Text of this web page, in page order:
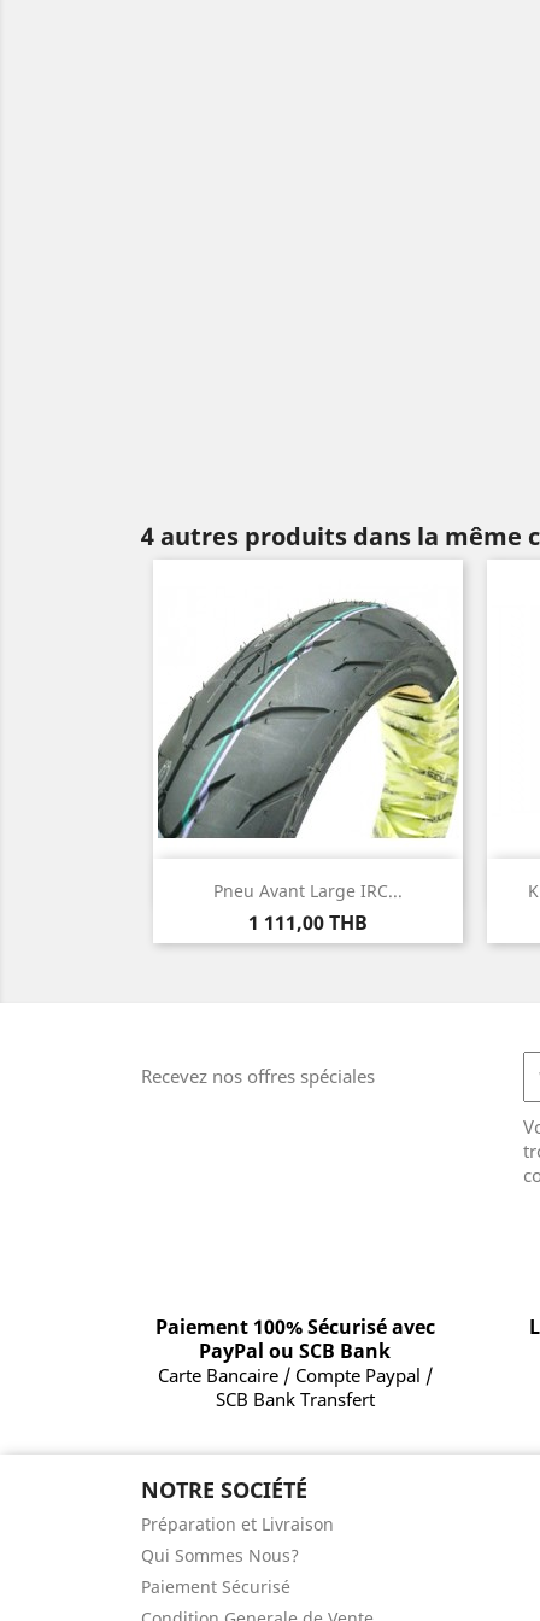
4 autres produits dans la même
Pneu Avant Large IRC...
Prix
1 111,00 THB
 Aperçu rapide
Recevez nos offres spéciales
Paiement 100% Sécurisé avec
PayPal ou SCB Bank
Carte Bancaire / Compte Paypal /
SCB Bank Transfert
NOTRE SOCIÉTÉ
Préparation et Livraison
Qui Sommes Nous?
Paiement Sécurisé